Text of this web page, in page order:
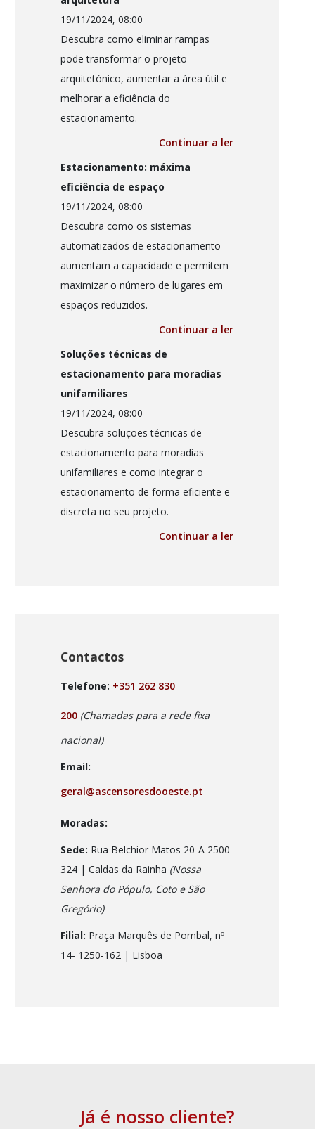
19/11/2024, 08:00
Descubra como eliminar rampas
pode transformar o projeto
arquitetónico, aumentar a área útil e
melhorar a eficiência do
estacionamento.
Continuar a ler
Estacionamento: máxima
eficiência de espaço
19/11/2024, 08:00
Descubra como os sistemas
automatizados de estacionamento
aumentam a capacidade e permitem
maximizar o número de lugares em
espaços reduzidos.
Continuar a ler
Soluções técnicas de
estacionamento para moradias
unifamiliares
19/11/2024, 08:00
Descubra soluções técnicas de
estacionamento para moradias
unifamiliares e como integrar o
estacionamento de forma eficiente e
discreta no seu projeto.
Continuar a ler
Contactos
Telefone: +351 262 830
200 (Chamadas para a rede fixa
nacional)
Email:
geral@ascensoresdooeste.pt
Moradas:
Sede: Rua Belchior Matos 20-A 2500-
324 | Caldas da Rainha (Nossa
Senhora do Pópulo, Coto e São
Gregório)
Filial: Praça Marquês de Pombal, nº
14- 1250-162 | Lisboa
Já é nosso cliente?